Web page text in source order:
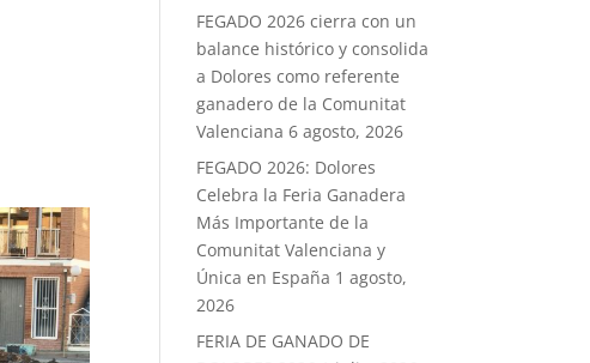
FEGADO 2026 cierra con un
balance histórico y consolida
a Dolores como referente
ganadero de la Comunitat
Valenciana 6 agosto, 2026
FEGADO 2026: Dolores
Celebra la Feria Ganadera
Más Importante de la
Comunitat Valenciana y
Única en España 1 agosto,
2026
FERIA DE GANADO DE